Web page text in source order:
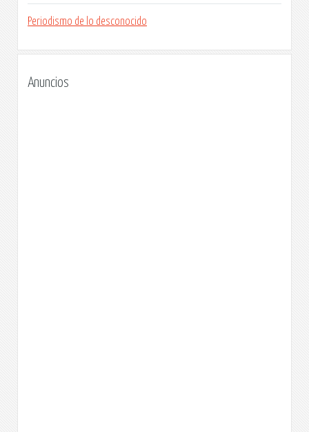
Periodismo de lo desconocido
Anuncios